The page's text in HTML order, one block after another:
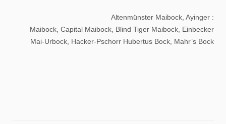
: Altenmünster Maibock, Ayinger
Maibock, Capital Maibock, Blind Tiger Maibock, Einbecker
Mai-Urbock, Hacker-Pschorr Hubertus Bock, Mahr’s Bock